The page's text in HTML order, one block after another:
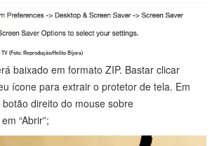
(Foto: Reprodução/Helito Bijora)
baixado em formato ZIP. Bastar clicar
ícone para extrair o protetor de tela. Em
direito do mouse sobre
“Abrir”;